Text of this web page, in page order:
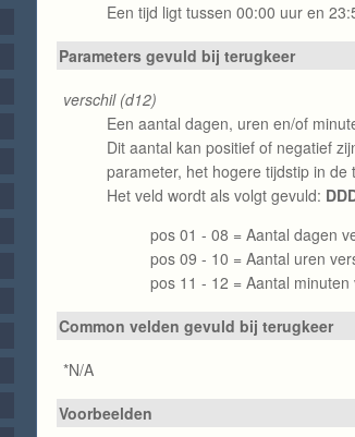
Een tijd ligt tussen 00:00 uur en
Parameters gevuld bij terugkeer
verschil (d12)
Een aantal dagen, uren en/of
Dit aantal kan positief of negatief
parameter, het hogere tijdstip in
Het veld wordt als volgt gevuld:
pos 01 - 08 = Aantal dagen
pos 09 - 10 = Aantal uren
pos 11 - 12 = Aantal minuten
Common velden gevuld bij terugkeer
*N/A
Voorbeelden